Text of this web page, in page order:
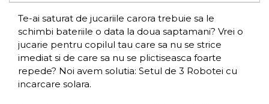
Te-ai saturat de jucariile carora trebuie sa le
schimbi bateriile o data la doua saptamani? Vrei o
jucarie pentru copilul tau care sa nu se strice
imediat si de care sa nu se plictiseasca foarte
repede? Noi avem solutia: Setul de 3 Robotei cu
incarcare solara.